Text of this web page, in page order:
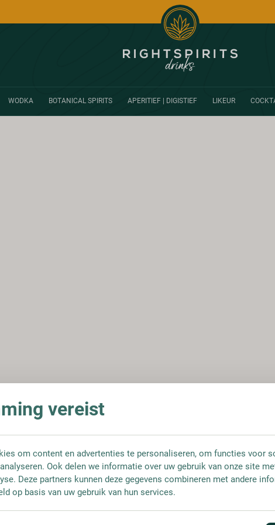
WODKA BOTANICAL SPIRITS APERITIEF | DIGISTIEF LIKEUR
vereist
om content en advertenties te personaliseren, om functies voor
Ook delen we informatie over uw gebruik van onze site
Deze partners kunnen deze gegevens combineren met andere
op basis van uw gebruik van hun services.